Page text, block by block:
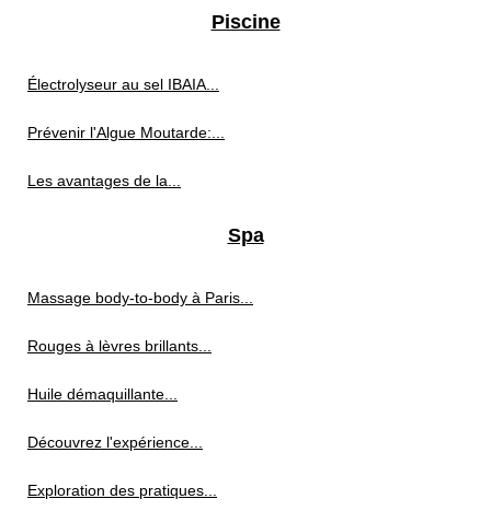
Piscine
Électrolyseur au sel IBAIA...
Prévenir l'Algue Moutarde:...
Les avantages de la...
Spa
Massage body-to-body à Paris...
Rouges à lèvres brillants...
Huile démaquillante...
Découvrez l'expérience...
Exploration des pratiques...